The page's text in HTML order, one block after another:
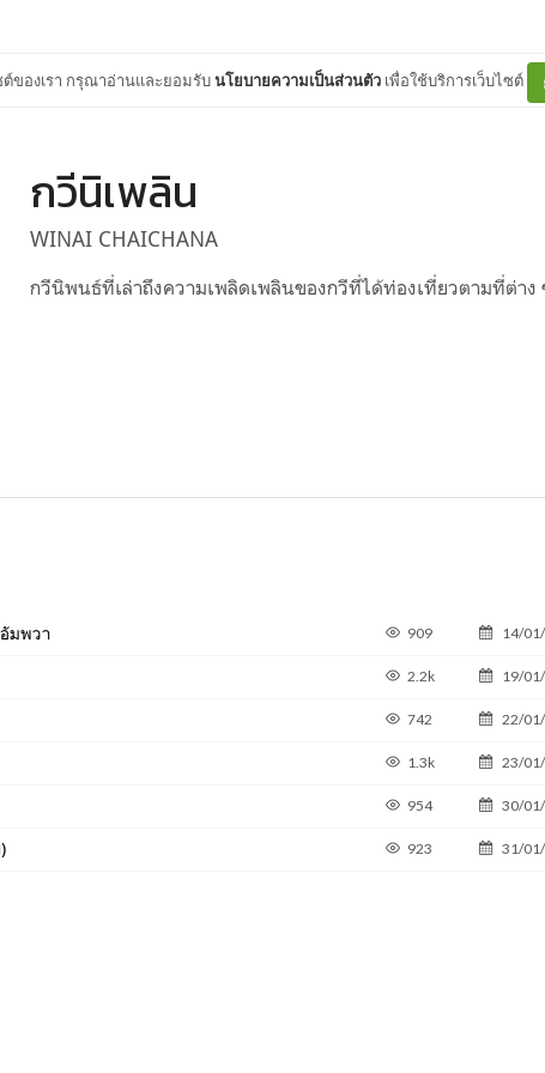
ต์ของเรา กรุณาอ่านและยอมรับนโยบายความเป็นส่วนตัว เพื่อใช้บริการเว็บไซต์
กวีนิเพลิน
WINAI CHAICHANA
กวีนิพนธ์ที่เล่าถึงความเพลิดเพลินของกวีที่ได้ท่องเที่ยวตามที่ต่าง
มพวา 909 14/
2.2k 19/
742 22/
1.3k 23/
954 30/
923 31/